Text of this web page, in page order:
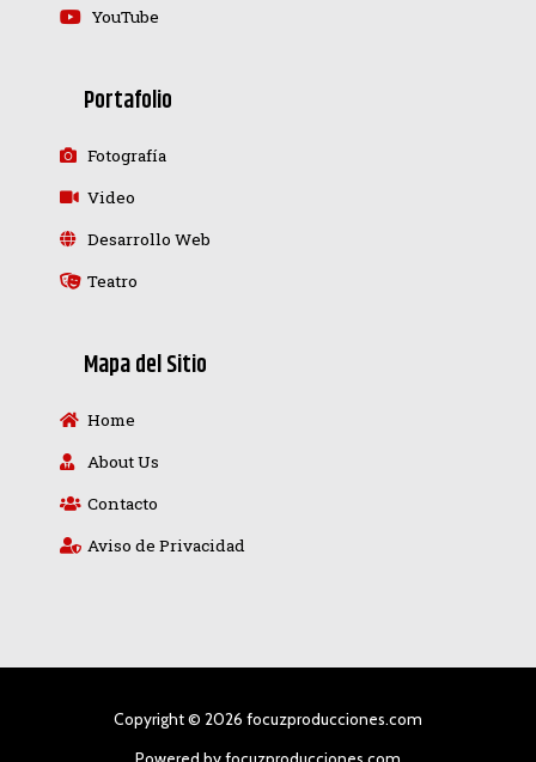
YouTube
Portafolio
Fotografía
Video
Desarrollo Web
Teatro
Mapa del Sitio
Home
About Us
Contacto
Aviso de Privacidad
Copyright © 2026 focuzproducciones.com